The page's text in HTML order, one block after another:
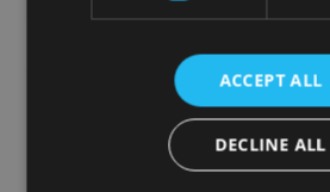
ACCEPT ALL
DECLINE ALL